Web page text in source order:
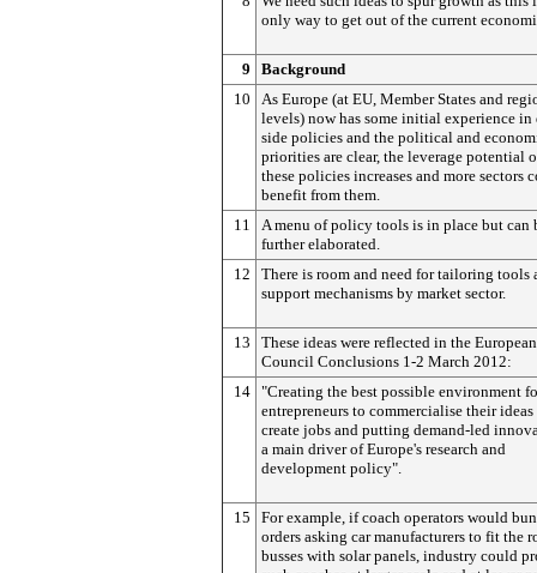
only way to get out of the current
9
Background
10
As Europe (at EU, Member States and
levels) now has some initial experience in
side policies and the political and
priorities are clear, the leverage potential
these policies increases and more sectors
benefit from them.
11
A menu of policy tools is in place but can
further elaborated.
12
There is room and need for tailoring tools
support mechanisms by market sector.
13
These ideas were reflected in the European
Council Conclusions 1-2 March 2012:
14 "Creating the best possible environment
entrepreneurs to commercialise their ideas
create jobs and putting demand-led
a main driver of Europe's research and
development policy".
15
For example, if coach operators would
orders asking car manufacturers to fit the
busses with solar panels, industry could